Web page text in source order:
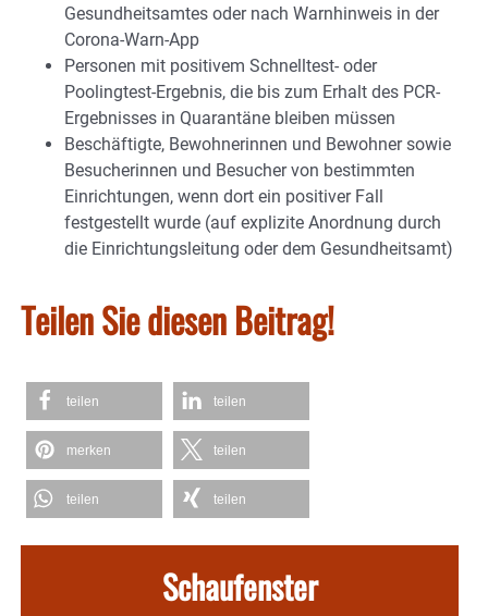
Gesundheitsamtes oder nach Warnhinweis in der
Corona-Warn-App
Personen mit positivem Schnelltest- oder
Poolingtest-Ergebnis, die bis zum Erhalt des PCR-
Ergebnisses in Quarantäne bleiben müssen
Beschäftigte, Bewohnerinnen und Bewohner sowie
Besucherinnen und Besucher von bestimmten
Einrichtungen, wenn dort ein positiver Fall
festgestellt wurde (auf explizite Anordnung durch
die Einrichtungsleitung oder dem Gesundheitsamt)
Teilen Sie diesen Beitrag!
teilen teilen
merken teilen
teilen teilen
Schaufenster